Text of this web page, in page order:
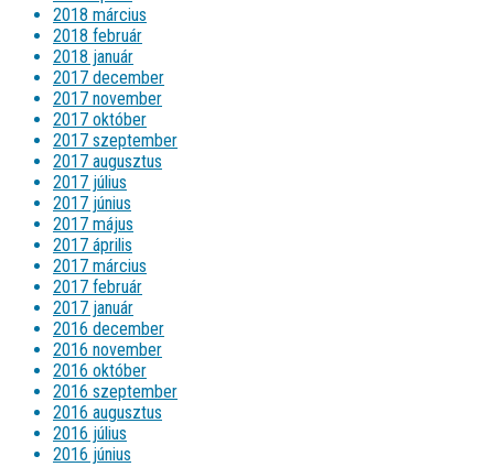
2018 március
2018 február
2018 január
2017 december
2017 november
2017 október
2017 szeptember
2017 augusztus
2017 július
2017 június
2017 május
2017 április
2017 március
2017 február
2017 január
2016 december
2016 november
2016 október
2016 szeptember
2016 augusztus
2016 július
2016 június